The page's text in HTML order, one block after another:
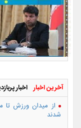
آخرین اخبار اخبار
از میدان ورزش تا
شدند